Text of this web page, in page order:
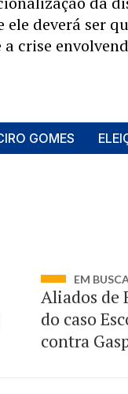
deverá ser
crise
GOMES
EM
Aliados de
do caso
contra